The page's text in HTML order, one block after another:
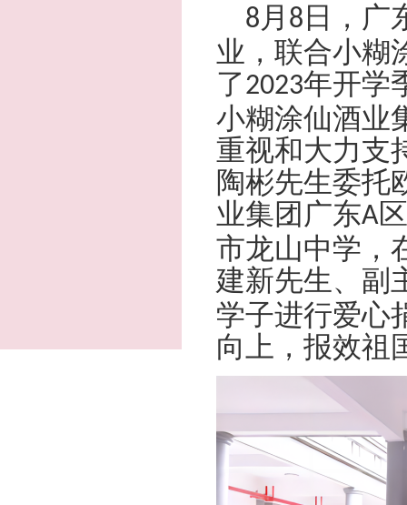
8 月 8 日，广
业，联合小糊
了2023年开学
小糊涂仙酒业
重视和大力支
陶彬先生委托
业集团广东A
市龙山中学，
建新先生、副
学子进行爱心
向上，报效祖